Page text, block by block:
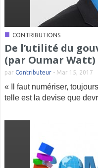
■ CONTRIBUTIONS
De l’utilité du
(par Oumar Watt)
par Contributeur - Mar 15, 2017
« Il faut numériser,
telle est la devise que